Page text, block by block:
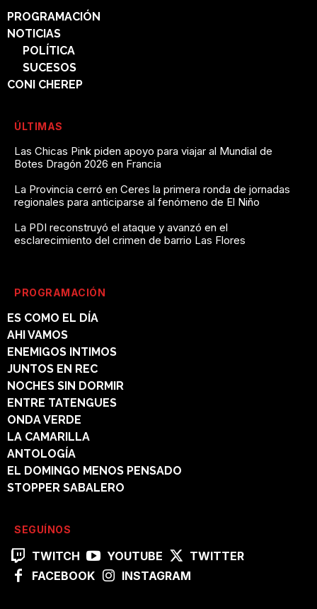
PROGRAMACIÓN
NOTICIAS
POLÍTICA
SUCESOS
CONI CHEREP
ÚLTIMAS
Las Chicas Pink piden apoyo para viajar al Mundial de
Botes Dragón 2026 en Francia
La Provincia cerró en Ceres la primera ronda de jornadas
regionales para anticiparse al fenómeno de El Niño
La PDI reconstruyó el ataque y avanzó en el
esclarecimiento del crimen de barrio Las Flores
PROGRAMACIÓN
ES COMO EL DÍA
AHI VAMOS
ENEMIGOS INTIMOS
JUNTOS EN REC
NOCHES SIN DORMIR
ENTRE TATENGUES
ONDA VERDE
LA CAMARILLA
ANTOLOGÍA
EL DOMINGO MENOS PENSADO
STOPPER SABALERO
SEGUÍNOS
TWITCH YOUTUBE
TWITTER
FACEBOOK
INSTAGRAM